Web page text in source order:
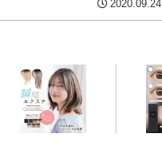
2020.09.24